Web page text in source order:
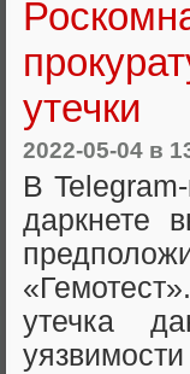
утечки
2022-05-04 в
В
даркнете
утечка